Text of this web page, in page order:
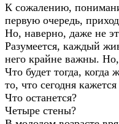
К сожалению,
первую очередь,
Но, наверно, даже не
Разумеется, каждый
него крайне важны. Но,
Что будет тогда, когда
то, что сегодня
Что останется?
Четыре стены?